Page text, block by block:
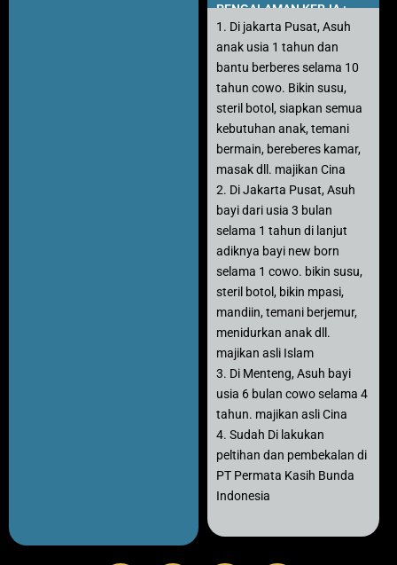
PENGALAMAN KERJA :
1. Di jakarta Pusat, Asuh
anak usia 1 tahun dan
bantu berberes selama 10
tahun cowo. Bikin susu,
steril botol, siapkan semua
kebutuhan anak, temani
bermain, bereberes kamar,
masak dll. majikan Cina
2. Di Jakarta Pusat, Asuh
bayi dari usia 3 bulan
selama 1 tahun di lanjut
adiknya bayi new born
selama 1 cowo. bikin susu,
steril botol, bikin mpasi,
mandiin, temani berjemur,
menidurkan anak dll.
majikan asli Islam
3. Di Menteng, Asuh bayi
usia 6 bulan cowo selama 4
tahun. majikan asli Cina
4. Sudah Di lakukan
peltihan dan pembekalan di
PT Permata Kasih Bunda
Indonesia